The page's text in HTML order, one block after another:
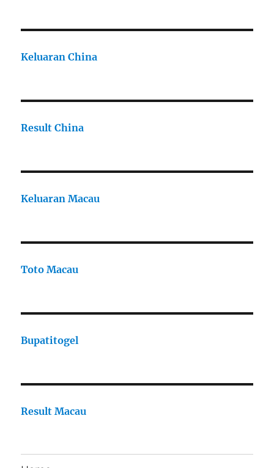
Keluaran China
Result China
Keluaran Macau
Toto Macau
Bupatitogel
Result Macau